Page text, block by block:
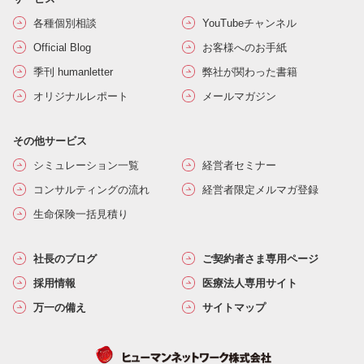
各種個別相談
YouTubeチャンネル
Official Blog
お客様へのお手紙
季刊 humanletter
弊社が関わった書籍
オリジナルレポート
メールマガジン
その他サービス
シミュレーション一覧
経営者セミナー
コンサルティングの流れ
経営者限定メルマガ登録
生命保険一括見積り
社長のブログ
ご契約者さま専用ページ
採用情報
医療法人専用サイト
万一の備え
サイトマップ